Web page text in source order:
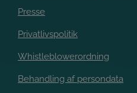
Presse
Privatlivspolitik
Whistleblowerordning
Behandling af persondata